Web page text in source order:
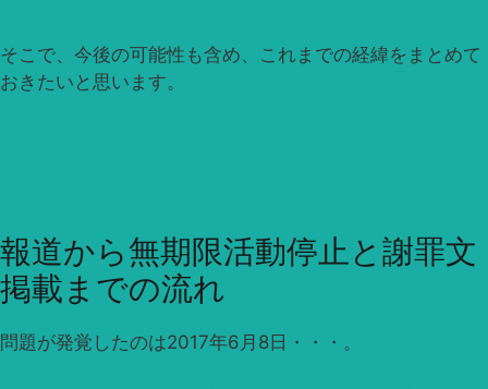
そこで、今後の可能性も含め、これまでの経緯をまとめて
おきたいと思います。
報道から無期限活動停止と謝罪文
掲載までの流れ
問題が発覚したのは2017年6月8日・・・。